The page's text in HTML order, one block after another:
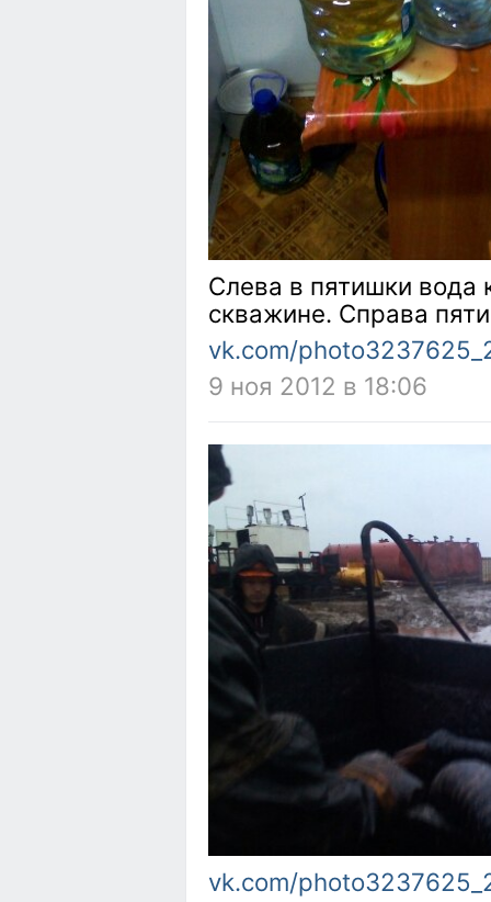
Слева в пятишки вода
скважине. Справа
vk.com/
9 ноя 2012 в 18:06
vk.com/